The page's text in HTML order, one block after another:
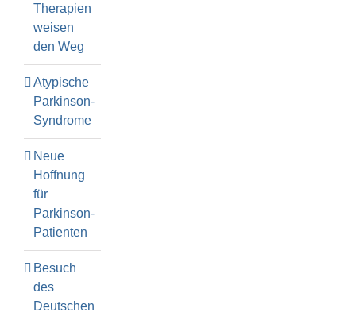
Therapien
weisen
den Weg
Atypische
Parkinson-
Syndrome
Neue
Hoffnung
für
Parkinson-
Patienten
Besuch
des
Deutschen